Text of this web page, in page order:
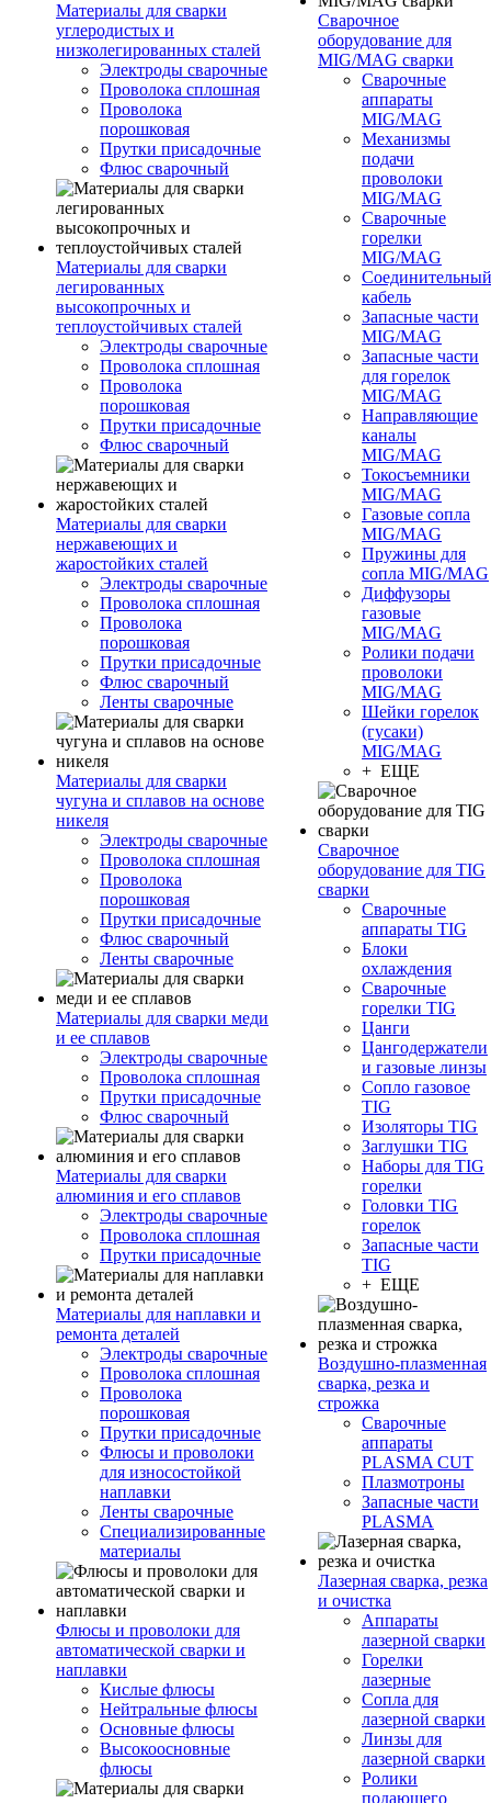
Материалы для сварки
углеродистых и
низколегированных сталей
Электроды сварочные
Проволока сплошная
Проволока
порошковая
Прутки присадочные
Флюс сварочный
Материалы для сварки
легированных
высокопрочных и
теплоустойчивых сталей
Электроды сварочные
Проволока сплошная
Проволока
порошковая
Прутки присадочные
Флюс сварочный
Материалы для сварки
нержавеющих и
жаростойких сталей
Электроды сварочные
Проволока сплошная
Проволока
порошковая
Прутки присадочные
Флюс сварочный
Ленты сварочные
Материалы для сварки
чугуна и сплавов на основе
никеля
Электроды сварочные
Проволока сплошная
Проволока
порошковая
Прутки присадочные
Флюс сварочный
Ленты сварочные
Материалы для сварки меди
и ее сплавов
Электроды сварочные
Проволока сплошная
Прутки присадочные
Флюс сварочный
Материалы для сварки
алюминия и его сплавов
Электроды сварочные
Проволока сплошная
Прутки присадочные
Материалы для наплавки и
ремонта деталей
Электроды сварочные
Проволока сплошная
Проволока
порошковая
Прутки присадочные
Флюсы и проволоки
для износостойкой
наплавки
Ленты сварочные
Специализированные
материалы
Флюсы и проволоки для
автоматической сварки и
наплавки
Кислые флюсы
Нейтральные флюсы
Основные флюсы
Высокоосновные
флюсы
Сварочное
оборудование для
MIG/MAG сварки
Сварочные
аппараты
MIG/MAG
Механизмы
подачи
проволоки
MIG/MAG
Сварочные
горелки
MIG/MAG
Соединительный
кабель
Запасные части
MIG/MAG
Запасные части
для горелок
MIG/MAG
Направляющие
каналы
MIG/MAG
Токосъемники
MIG/MAG
Газовые сопла
MIG/MAG
Пружины для
сопла MIG/MAG
Диффузоры
газовые
MIG/MAG
Ролики подачи
проволоки
MIG/MAG
Шейки горелок
(гусаки)
MIG/MAG
+ ЕЩЕ
Сварочное
оборудование для TIG
сварки
Сварочные
аппараты TIG
Блоки
охлаждения
Сварочные
горелки TIG
Цанги
Цангодержатели
и газовые линзы
Сопло газовое
TIG
Изоляторы TIG
Заглушки TIG
Наборы для TIG
горелки
Головки TIG
горелок
Запасные части
TIG
+ ЕЩЕ
Воздушно-плазменная
сварка, резка и
строжка
Сварочные
аппараты
PLASMA CUT
Плазмотроны
Запасные части
PLASMA
Лазерная сварка, резка
и очистка
Аппараты
лазерной сварки
Горелки
лазерные
Сопла для
лазерной сварки
Линзы для
лазерной сварки
Ролики
подающего